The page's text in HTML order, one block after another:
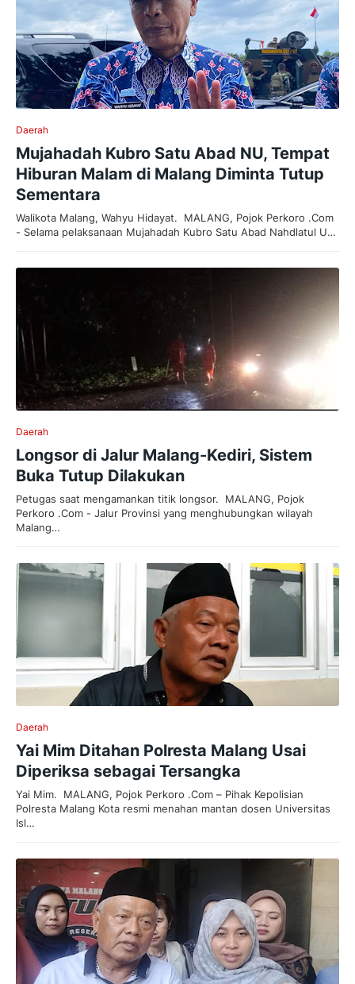
Daerah
Mujahadah Kubro Satu Abad NU, Tempat
Hiburan Malam di Malang Diminta Tutup
Sementara
Walikota Malang, Wahyu Hidayat. MALANG, Pojok Perkoro .Com
- Selama pelaksanaan Mujahadah Kubro Satu Abad Nahdlatul U…
Daerah
Longsor di Jalur Malang-Kediri, Sistem
Buka Tutup Dilakukan
Petugas saat mengamankan titik longsor. MALANG, Pojok
Perkoro .Com - Jalur Provinsi yang menghubungkan wilayah
Malang…
Daerah
Yai Mim Ditahan Polresta Malang Usai
Diperiksa sebagai Tersangka
Yai Mim. MALANG, Pojok Perkoro .Com – Pihak Kepolisian
Polresta Malang Kota resmi menahan mantan dosen Universitas
Isl…